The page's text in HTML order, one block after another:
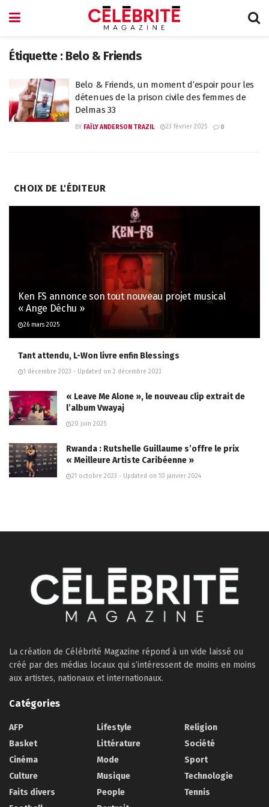
Étiquette : Belo & Friends
Belo & Friends, un moment d’espoir pour les
détenues de la prison civile des femmes de
Delmas 33
BY FAÏLY ANDERSON TRAZIL 23 février 2025 0
CHOIX DE L'ÉDITEUR
Ken FS annonce son tout nouveau projet musical
« Ange Déchu »
26 mars 2025
Tant attendu, L-Won livre enfin Blessings
1 décembre 2023 - Updated on 2 décembre 2023
« Leave Me Alone », le nouveau clip extrait de
l’album Vwayaj
20 juin 2025
Rwanda : Rutshelle Guillaume s’offre le prix
« Meilleure Artiste Caribéenne »
21 octobre 2023 - Updated on 10 janvier 2024
La création de Célébrité Magazine répond à un vide laissé ou
créé par des médias locaux qui s’intéressent de moins en moins
aux artistes, nationaux et internationaux.
Catégories
AFP
Basket
Cinéma
Culture
Faits divers
Lifestyle
Littérature
Mode
Musique
People
Religion
Société
Sport
Technologie
Tennis